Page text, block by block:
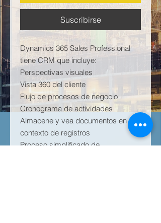
Suscribirse
Dynamics 365 Sales Professional
tiene CRM que incluye:
Perspectivas visuales
Vista 360 del cliente
Flujo de procesos de negocio
Cronograma de actividades
Almacene y vea documentos en el
contexto de registros
Proceso simplificado de